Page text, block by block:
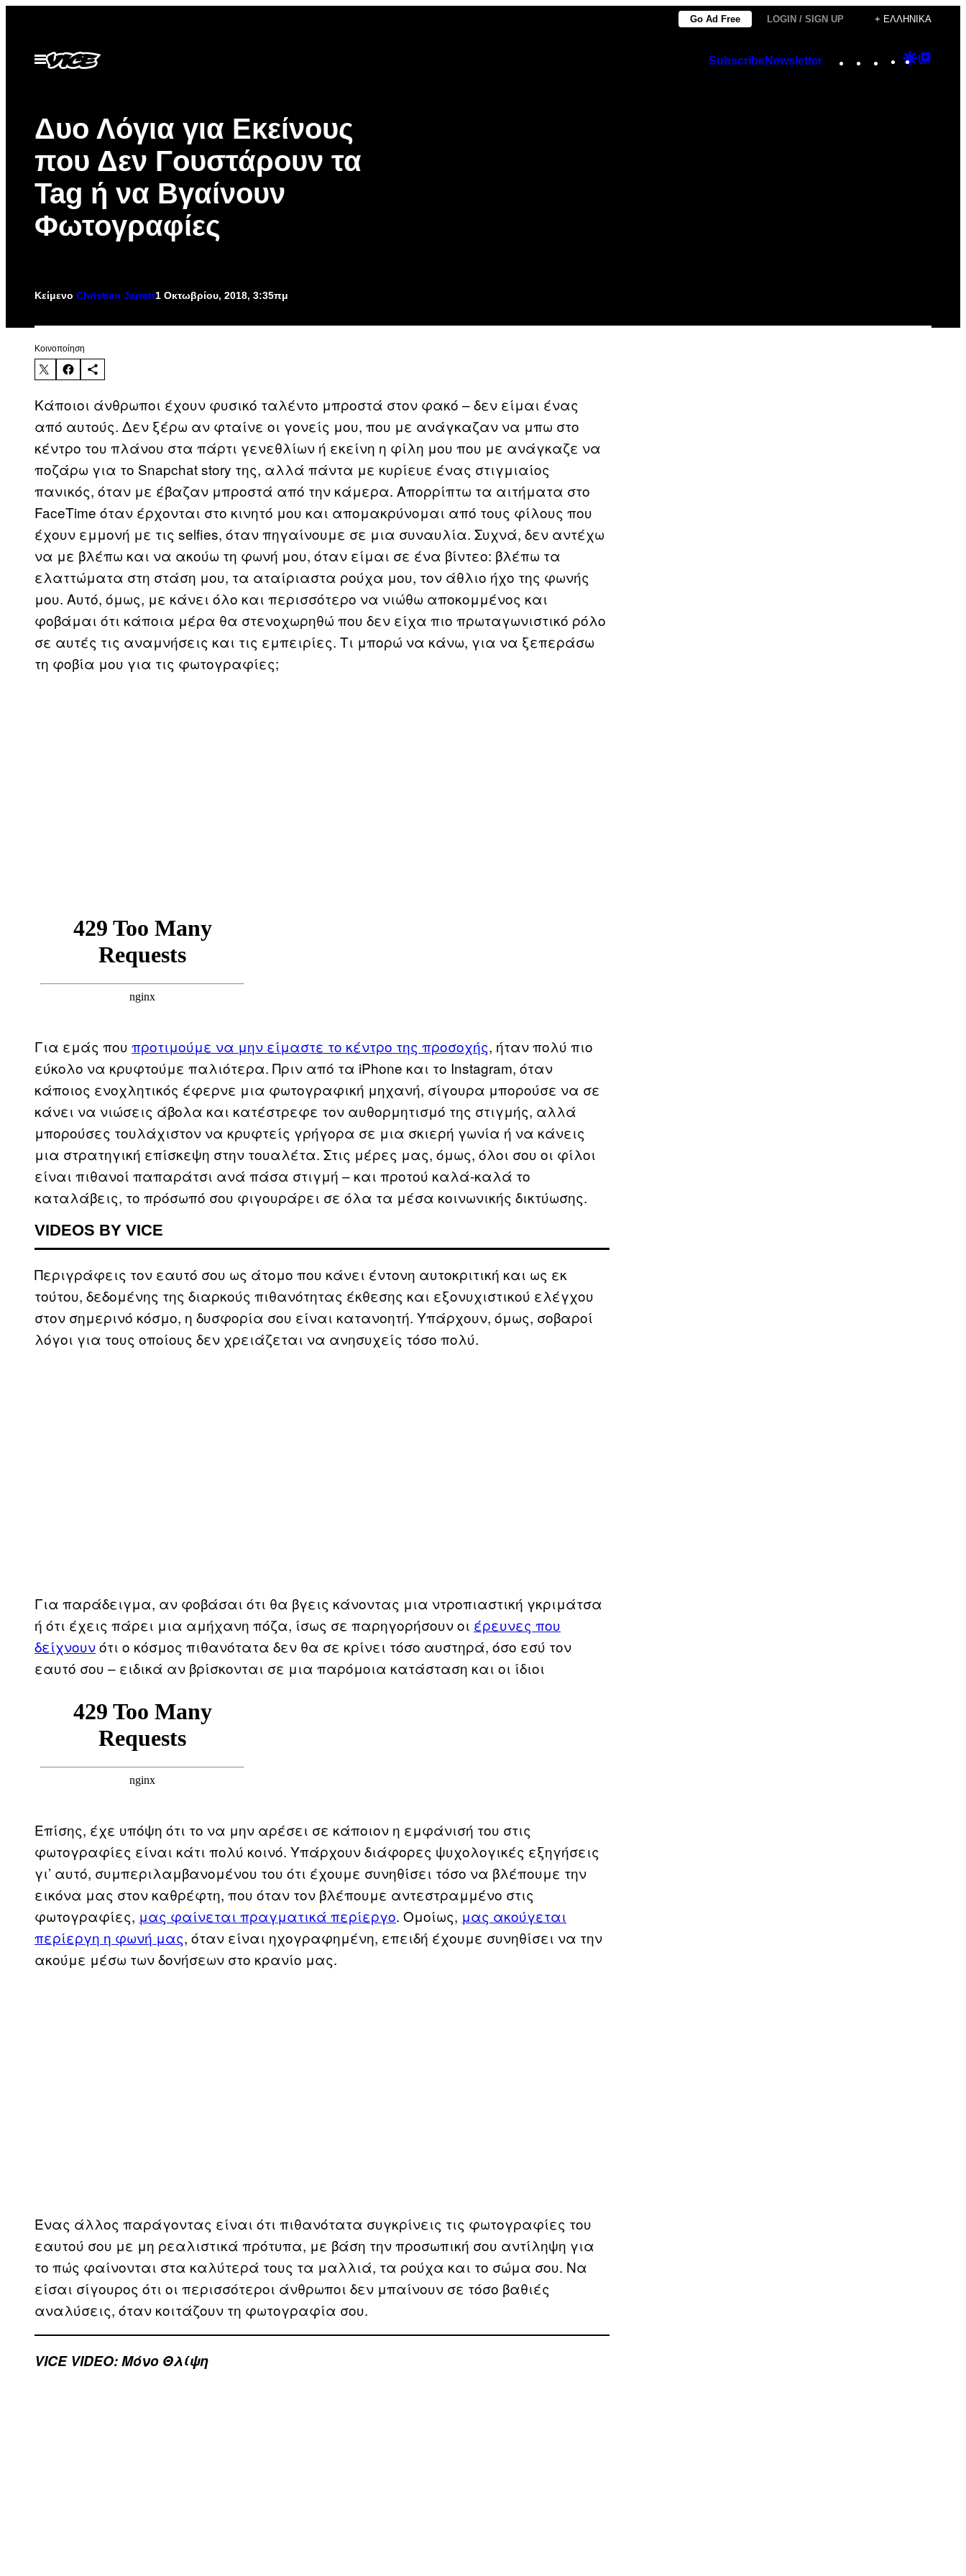
περιεχόμενο
Go Ad Free LOGIN / SIGN UP + ΕΛΛΗΝΙΚΆ
Ανοίξτε
το
SubscribeNewsletter Instagram
TikTok
YouTube
Google
Δυο Λόγια για Εκείνους
που Δεν Γουστάρουν τα
Tag ή να Βγαίνουν
Φωτογραφίες
Κείμενο Christian Jarrett1 Οκτωβρίου, 2018, 3:35πμ
Kοινοποίηση
Κάποιοι άνθρωποι έχουν φυσικό ταλέντο μπροστά στον φακό – δεν είμαι ένας
από αυτούς. Δεν ξέρω αν φταίνε οι γονείς μου, που με ανάγκαζαν να μπω στο
κέντρο του πλάνου στα πάρτι γενεθλίων ή εκείνη η φίλη μου που με ανάγκαζε να
ποζάρω για το Snapchat story της, αλλά πάντα με κυρίευε ένας στιγμιαίος
πανικός, όταν με έβαζαν μπροστά από την κάμερα. Απορρίπτω τα αιτήματα στο
FaceTime όταν έρχονται στο κινητό μου και απομακρύνομαι από τους φίλους που
έχουν εμμονή με τις selfies, όταν πηγαίνουμε σε μια συναυλία. Συχνά, δεν αντέχω
να με βλέπω και να ακούω τη φωνή μου, όταν είμαι σε ένα βίντεο: βλέπω τα
ελαττώματα στη στάση μου, τα αταίριαστα ρούχα μου, τον άθλιο ήχο της φωνής
μου. Αυτό, όμως, με κάνει όλο και περισσότερο να νιώθω αποκομμένος και
φοβάμαι ότι κάποια μέρα θα στενοχωρηθώ που δεν είχα πιο πρωταγωνιστικό ρόλο
σε αυτές τις αναμνήσεις και τις εμπειρίες. Τι μπορώ να κάνω, για να ξεπεράσω
τη φοβία μου για τις φωτογραφίες;
Για εμάς που προτιμούμε να μην είμαστε το κέντρο της προσοχής, ήταν πολύ πιο
εύκολο να κρυφτούμε παλιότερα. Πριν από τα iPhone και το Instagram, όταν
κάποιος ενοχλητικός έφερνε μια φωτογραφική μηχανή, σίγουρα μπορούσε να σε
κάνει να νιώσεις άβολα και κατέστρεφε τον αυθορμητισμό της στιγμής, αλλά
μπορούσες τουλάχιστον να κρυφτείς γρήγορα σε μια σκιερή γωνία ή να κάνεις
μια στρατηγική επίσκεψη στην τουαλέτα. Στις μέρες μας, όμως, όλοι σου οι φίλοι
είναι πιθανοί παπαράτσι ανά πάσα στιγμή – και προτού καλά-καλά το
καταλάβεις, το πρόσωπό σου φιγουράρει σε όλα τα μέσα κοινωνικής δικτύωσης.
VIDEOS BY VICE
Περιγράφεις τον εαυτό σου ως άτομο που κάνει έντονη αυτοκριτική και ως εκ
τούτου, δεδομένης της διαρκούς πιθανότητας έκθεσης και εξονυχιστικού ελέγχου
στον σημερινό κόσμο, η δυσφορία σου είναι κατανοητή. Υπάρχουν, όμως, σοβαροί
λόγοι για τους οποίους δεν χρειάζεται να ανησυχείς τόσο πολύ.
Για παράδειγμα, αν φοβάσαι ότι θα βγεις κάνοντας μια ντροπιαστική γκριμάτσα
ή ότι έχεις πάρει μια αμήχανη πόζα, ίσως σε παρηγορήσουν οι έρευνες που
δείχνουνότι ο κόσμος πιθανότατα δεν θα σε κρίνει τόσο αυστηρά, όσο εσύ τον
εαυτό σου – ειδικά αν βρίσκονται σε μια παρόμοια κατάσταση και οι ίδιοι
Επίσης, έχε υπόψη ότι το να μην αρέσει σε κάποιον η εμφάνισή του στις
φωτογραφίες είναι κάτι πολύ κοινό. Υπάρχουν διάφορες ψυχολογικές εξηγήσεις
γι’ αυτό, συμπεριλαμβανομένου του ότι έχουμε συνηθίσει τόσο να βλέπουμε την
εικόνα μας στον καθρέφτη, που όταν τον βλέπουμε αντεστραμμένο στις
φωτογραφίες, μας φαίνεται πραγματικά περίεργο. Ομοίως, μας ακούγεται
περίεργη η φωνή μας, όταν είναι ηχογραφημένη, επειδή έχουμε συνηθίσει να την
ακούμε μέσω των δονήσεων στο κρανίο μας.
Ένας άλλος παράγοντας είναι ότι πιθανότατα συγκρίνεις τις φωτογραφίες του
εαυτού σου με μη ρεαλιστικά πρότυπα, με βάση την προσωπική σου αντίληψη για
το πώς φαίνονται στα καλύτερά τους τα μαλλιά, τα ρούχα και το σώμα σου. Να
είσαι σίγουρος ότι οι περισσότεροι άνθρωποι δεν μπαίνουν σε τόσο βαθιές
αναλύσεις, όταν κοιτάζουν τη φωτογραφία σου.
VICE VIDEO: Μόνο Θλίψη